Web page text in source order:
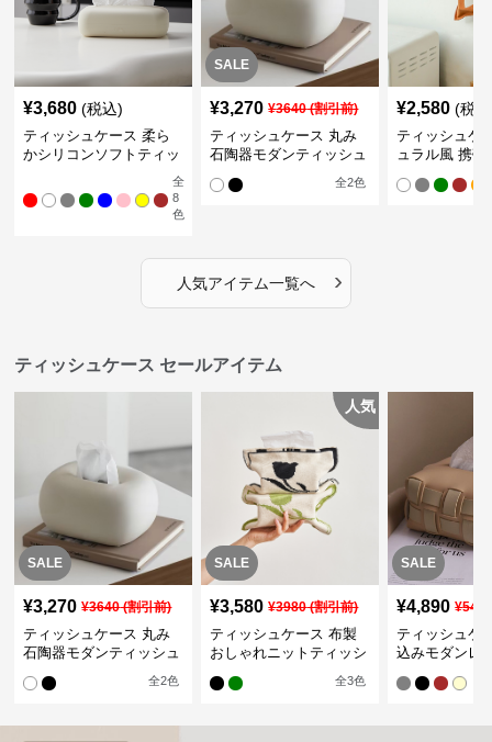
¥3,680 (税込)
ティッシュケース 柔ら
かシリコンソフトティッ
全
8
色
SALE
¥3,270 ¥3640(割引前)
ティッシュケース 丸み
石陶器モダンティッシュ
全2色
¥2,580 (税
ティッシュケ
ュラル風 携帯
人気アイテム一覧へ ›
ティッシュケース セールアイテム
SALE
¥3,270 ¥3640(割引前)
ティッシュケース 丸み
石陶器モダンティッシュ
全2色
SALE
人気
¥3,580 ¥3980(割引前)
ティッシュケース 布製
おしゃれニットティッシ
全3色
SALE
¥4,890 ¥
ティッシュケ
込みモダンレ